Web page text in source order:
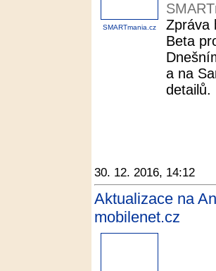
SMARTmania.cz
Zpráva
Beta
a na
detailů.
30. 12. 2016, 14:12
Aktualizace na
mobilenet.cz